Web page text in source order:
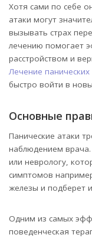
Хотя сами по себе
атаки могут
вызывать страх
лечению помогает
расстройством и
Лечение
быстро войти в
Основные
Панические атаки
наблюдением
или неврологу,
симптомов
железы и подберет
Одним из самых
поведенческая